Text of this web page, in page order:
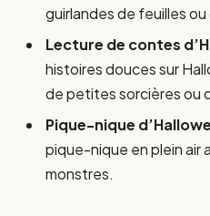
guirlandes de feuilles
Lecture de contes
histoires douces sur
de petites sorcières ou
Pique-nique
pique-nique en plein air
monstres.